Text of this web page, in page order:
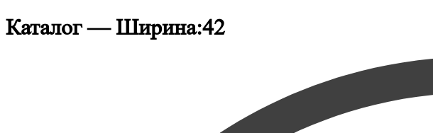
Каталог — Ширина:42